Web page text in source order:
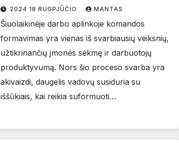
2024 18 RUGPJŪČIO MANTAS
Šiuolaikinėje darbo aplinkoje komandos
formavimas yra vienas iš svarbiausių veiksnių,
užtikrinančių įmonės sėkmę ir darbuotojų
produktyvumą. Nors šio proceso svarba yra
akivaizdi, daugelis vadovų susiduria su
iššūkiais, kai reikia suformuoti…